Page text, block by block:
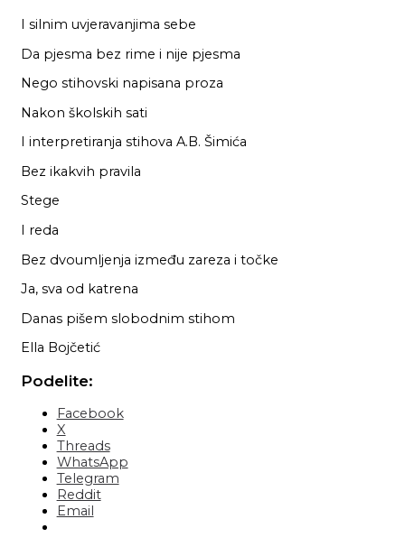
I silnim uvjeravanjima sebe
Da pjesma bez rime i nije pjesma
Nego stihovski napisana proza
Nakon školskih sati
I interpretiranja stihova A.B. Šimića
Bez ikakvih pravila
Stege
I reda
Bez dvoumljenja između zareza i točke
Ja, sva od katrena
Danas pišem slobodnim stihom
Ella Bojčetić
Podelite:
Facebook
X
Threads
WhatsApp
Telegram
Reddit
Email